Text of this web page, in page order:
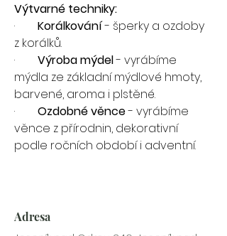
Výtvarné techniky:
· Korálkování - šperky a ozdoby
z korálků.
· Výroba mýdel - vyrábíme
mýdla ze základní mýdlové hmoty,
barvené, aroma i plstěné.
· Ozdobné věnce - vyrábíme
věnce z přírodnin, dekorativní
podle ročních období i adventní.
Adresa